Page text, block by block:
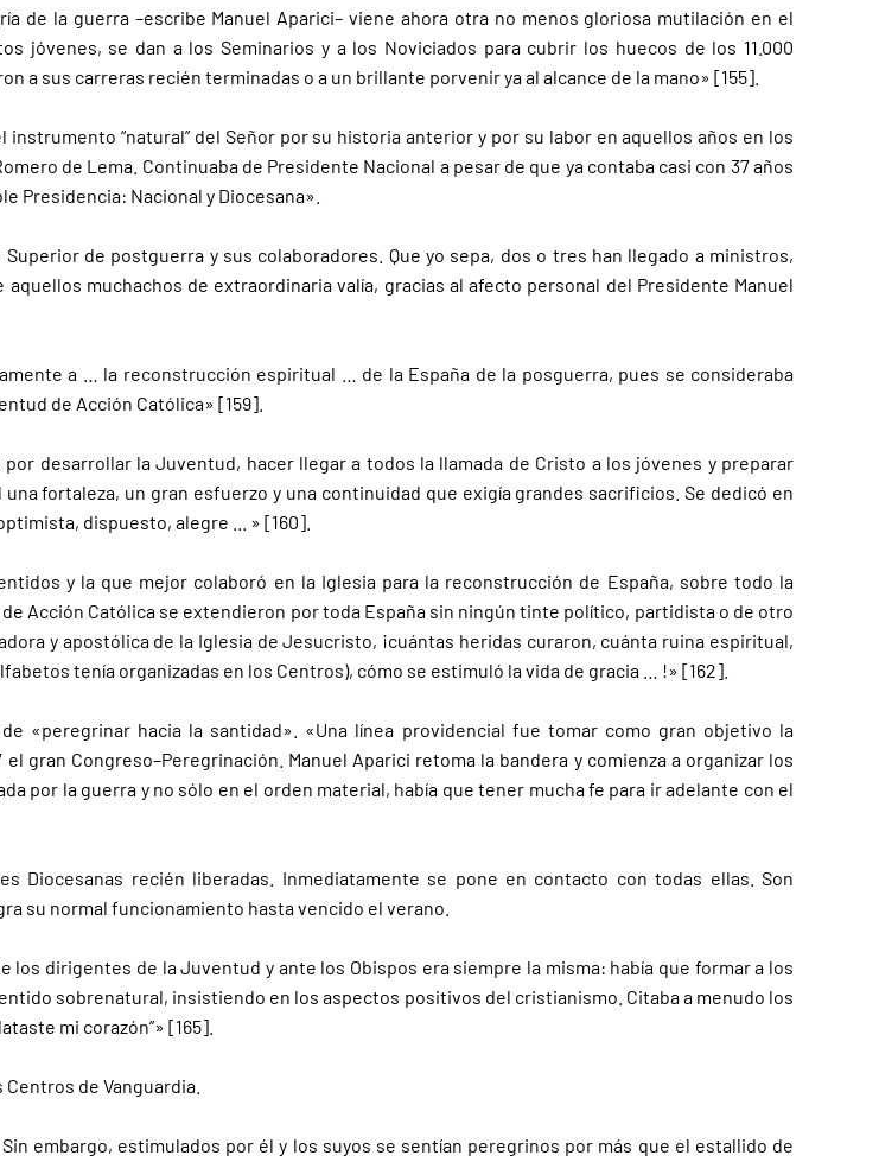
de la guerra –escribe Manuel Aparici– viene ahora otra no menos gloriosa mutilación en el
jóvenes, se dan a los Seminarios y a los Noviciados para cubrir los huecos de los 11.000
sus carreras recién terminadas o a un brillante porvenir ya al alcance de la mano» [155].
“natural” del Señor por su historia anterior y por su labor en aquellos años en los
de Lema. Continuaba de Presidente Nacional a pesar de que ya contaba casi con 37 años
Presidencia: Nacional y Diocesana».
de postguerra y sus colaboradores. Que yo sepa, dos o tres han llegado a ministros,
muchachos de extraordinaria valía, gracias al afecto personal del Presidente Manuel
a … la reconstrucción espiritual … de la España de la posguerra, pues se consideraba
de Acción Católica» [159].
desarrollar la Juventud, hacer llegar a todos la llamada de Cristo a los jóvenes y preparar
fortaleza, un gran esfuerzo y una continuidad que exigía grandes sacrificios. Se dedicó en
dispuesto, alegre ... » [160].
y la que mejor colaboró en la Iglesia para la reconstrucción de España, sobre todo la
Acción Católica se extendieron por toda España sin ningún tinte político, partidista o de otro
y apostólica de la Iglesia de Jesucristo, ¡cuántas heridas curaron, cuánta ruina espiritual,
tenía organizadas en los Centros), cómo se estimuló la vida de gracia … !» [162].
«peregrinar hacia la santidad». «Una línea providencial fue tomar como gran objetivo la
gran Congreso–Peregrinación. Manuel Aparici retoma la bandera y comienza a organizar los
por la guerra y no sólo en el orden material, había que tener mucha fe para ir adelante con el
Diocesanas recién liberadas. Inmediatamente se pone en contacto con todas ellas. Son
su normal funcionamiento hasta vencido el verano.
dirigentes de la Juventud y ante los Obispos era siempre la misma: había que formar a los
sobrenatural, insistiendo en los aspectos positivos del cristianismo. Citaba a menudo los
mi corazón”» [165].
de Vanguardia.
embargo, estimulados por él y los suyos se sentían peregrinos por más que el estallido de